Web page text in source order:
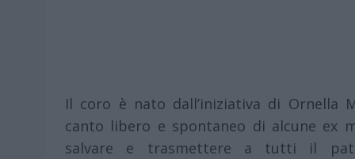
Il coro è nato dall’iniziativa di Ornella
canto libero e spontaneo di alcune ex
salvare e trasmettere a tutti il